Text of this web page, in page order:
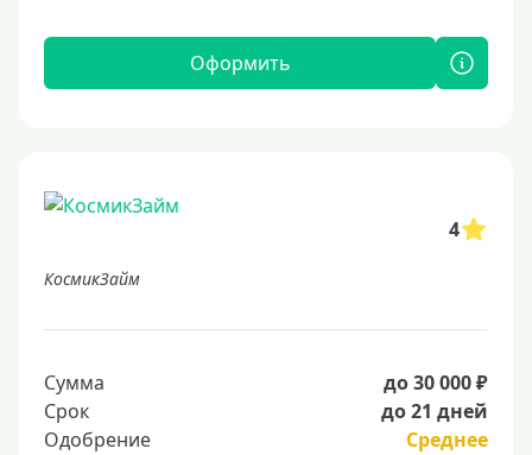
Оформить
4
КосмикЗайм
Сумма
до 30 000 ₽
Срок
до 21 дней
Одобрение
Среднее